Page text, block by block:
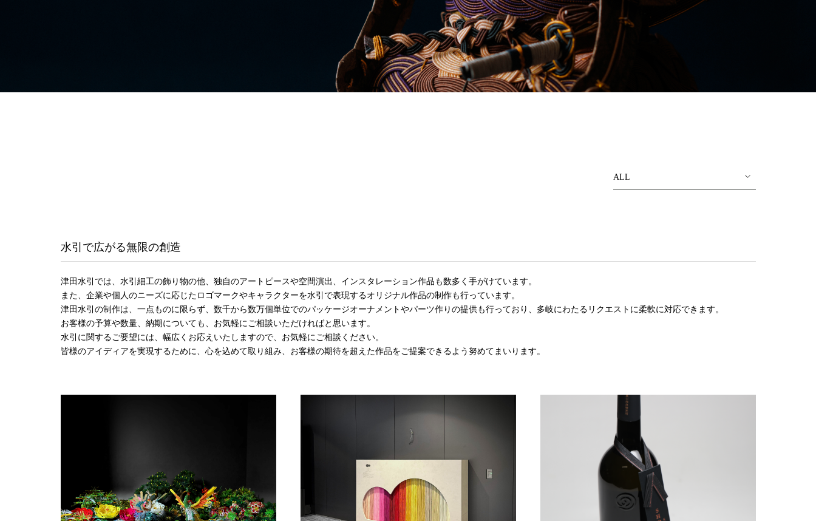
水引で広がる無限の創造
津田水引では、水引細工の飾り物の他、独自のアートピースや空間演出、インスタレーション作品も数多く手がけています。
また、企業や個人のニーズに応じたロゴマークやキャラクターを水引で表現するオリジナル作品の制作も行っています。
津田水引の制作は、一点ものに限らず、数千から数万個単位でのパッケージオーナメントやパーツ作りの提供も行っており、多岐にわたるリクエストに柔軟に対応できます。
お客様の予算や数量、納期についても、お気軽にご相談いただければと思います。
水引に関するご要望には、幅広くお応えいたしますので、お気軽にご相談ください。
皆様のアイディアを実現するために、心を込めて取り組み、お客様の期待を超えた作品をご提案できるよう努めてまいります。